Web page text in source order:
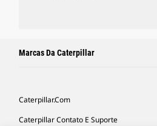
Marcas Da Caterpillar
Caterpillar.com
Caterpillar Contato E Suporte